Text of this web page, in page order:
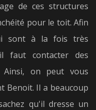
de ces structures
pour le toit. Afin
sont à la fois très
faut contacter des
Ainsi, on peut vous
Benoit. Il a beaucoup
qu'il dresse un